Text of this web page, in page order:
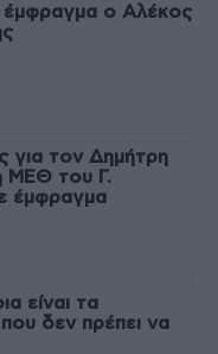
έμφραγμα ο Αλέκος
για τον Δημήτρη
ΜΕΘ του Γ.
έμφραγμα
είναι τα
δεν πρέπει να